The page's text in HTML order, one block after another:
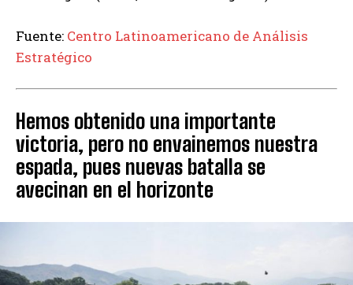
Fuente: Centro Latinoamericano de Análisis
Estratégico
Hemos obtenido una importante
victoria, pero no envainemos nuestra
espada, pues nuevas batalla se
avecinan en el horizonte